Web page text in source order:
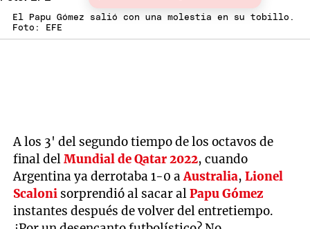
El Papu Gómez salió con una molestia en su tobillo.
Foto: EFE
A los 3' del segundo tiempo de los octavos de
final delMundial de Qatar 2022, cuando
Argentina ya derrotaba 1-0 aAustralia,Lionel
Scaloni sorprendió al sacar alPapu Gómez
instantes después de volver del entretiempo.